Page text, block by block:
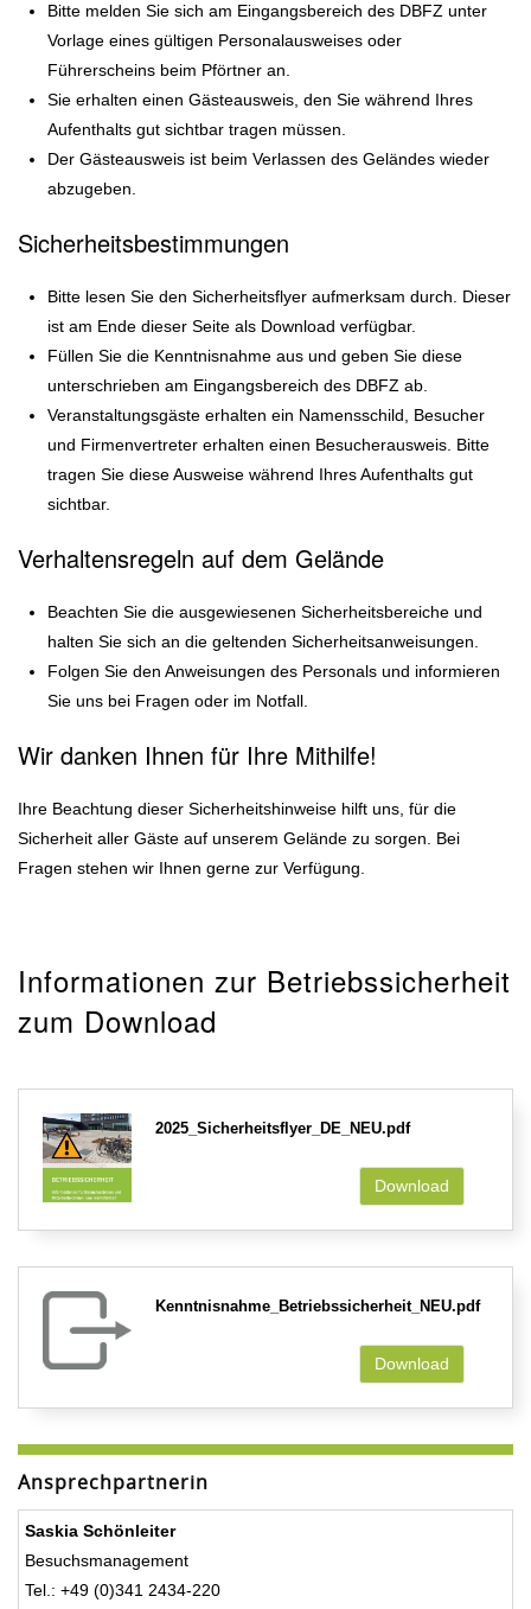
Bitte melden Sie sich am Eingangsbereich des DBFZ unter
Vorlage eines gültigen Personalausweises oder
Führerscheins beim Pförtner an.
Sie erhalten einen Gästeausweis, den Sie während Ihres
Aufenthalts gut sichtbar tragen müssen.
Der Gästeausweis ist beim Verlassen des Geländes wieder
abzugeben.
Sicherheitsbestimmungen
Bitte lesen Sie den Sicherheitsflyer aufmerksam durch. Dieser
ist am Ende dieser Seite als Download verfügbar.
Füllen Sie die Kenntnisnahme aus und geben Sie diese
unterschrieben am Eingangsbereich des DBFZ ab.
Veranstaltungsgäste erhalten ein Namensschild, Besucher
und Firmenvertreter erhalten einen Besucherausweis. Bitte
tragen Sie diese Ausweise während Ihres Aufenthalts gut
sichtbar.
Verhaltensregeln auf dem Gelände
Beachten Sie die ausgewiesenen Sicherheitsbereiche und
halten Sie sich an die geltenden Sicherheitsanweisungen.
Folgen Sie den Anweisungen des Personals und informieren
Sie uns bei Fragen oder im Notfall.
Wir danken Ihnen für Ihre Mithilfe!
Ihre Beachtung dieser Sicherheitshinweise hilft uns, für die
Sicherheit aller Gäste auf unserem Gelände zu sorgen. Bei
Fragen stehen wir Ihnen gerne zur Verfügung.
Informationen zur Betriebssicherheit
zum Download
2025_Sicherheitsflyer_DE_NEU.pdf
Download
Kenntnisnahme_Betriebssicherheit_NEU.pdf
Download
Ansprechpartnerin
Saskia Schönleiter
Besuchsmanagement
Tel.: +49 (0)341 2434-220